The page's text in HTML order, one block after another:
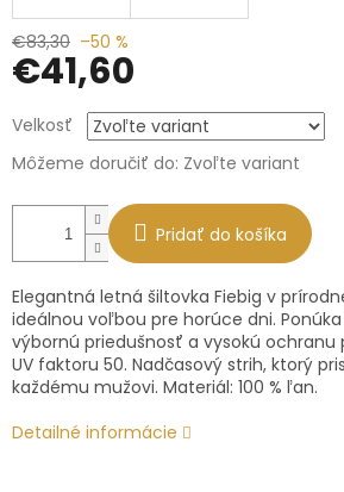
€83,30 –50 %
€41,60
Jednotková
cena:
Velkosť
Môžeme doručiť do: Zvoľte variant
Pridať do košíka
Elegantná letná šiltovka Fiebig v
ideálnou voľbou pre horúce dni.
výbornú priedušnosť a vysokú ochranu
UV faktoru 50. Nadčasový strih, ktorý
každému mužovi. Materiál: 100 % ľan.
Detailné informácie